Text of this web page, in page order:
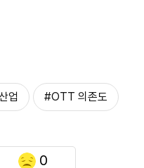
업 #OTT 의존도
0